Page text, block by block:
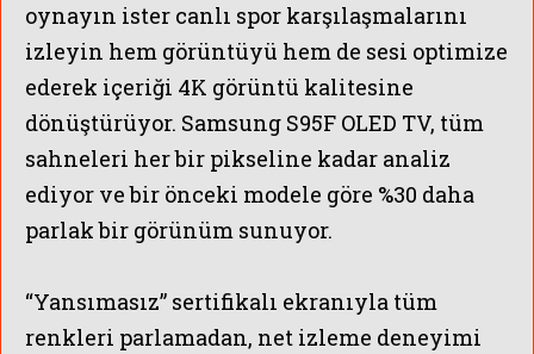
oynayın ister canlı spor karşılaşmalarını
izleyin hem görüntüyü hem de sesi optimize
ederek içeriği 4K görüntü kalitesine
dönüştürüyor. Samsung S95F OLED TV, tüm
sahneleri her bir pikseline kadar analiz
ediyor ve bir önceki modele göre %30 daha
parlak bir görünüm sunuyor.
“Yansımasız” sertifikalı ekranıyla tüm
renkleri parlamadan, net izleme deneyimi